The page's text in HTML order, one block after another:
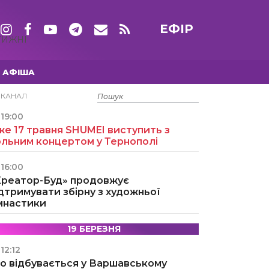
ЕФІР
АФІША
15 ТРАВНЯ
19:00
17 травня SHUMEI виступить з
концертом у Тернополі
16:00
Буд» продовжує
збірну з художньої
19 БЕРЕЗНЯ
12:12
відбувається у Варшавському